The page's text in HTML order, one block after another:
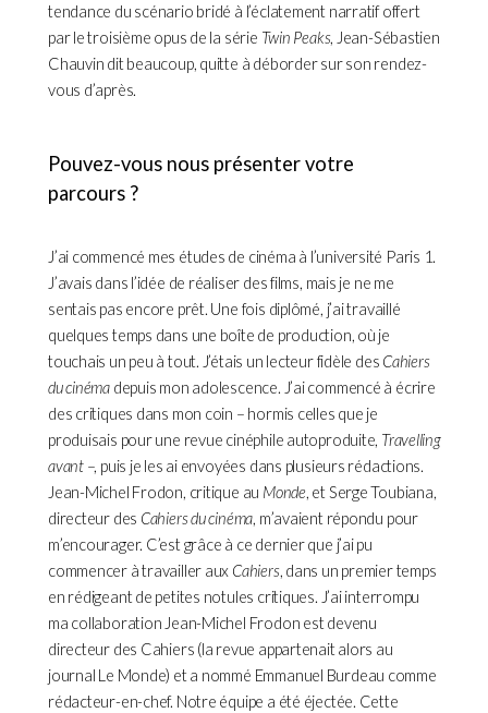
tendance du scénario bridé à l’éclatement narratif offert
par le troisième opus de la série Twin Peaks, Jean-Sébastien
Chauvin dit beaucoup, quitte à déborder sur son rendez-
vous d’après.
Pouvez-vous nous présenter votre
parcours ?
J’ai commencé mes études de cinéma à l’université Paris 1.
J’avais dans l’idée de réaliser des films, mais je ne me
sentais pas encore prêt. Une fois diplômé, j’ai travaillé
quelques temps dans une boîte de production, où je
touchais un peu à tout. J’étais un lecteur fidèle des Cahiers
du cinéma depuis mon adolescence. J’ai commencé à écrire
des critiques dans mon coin – hormis celles que je
produisais pour une revue cinéphile autoproduite, Travelling
avant–, puis je les ai envoyées dans plusieurs rédactions.
Jean-Michel Frodon, critique au Monde, et Serge Toubiana,
directeur des Cahiers du cinéma, m’avaient répondu pour
m’encourager. C’est grâce à ce dernier que j’ai pu
commencer à travailler aux Cahiers, dans un premier temps
en rédigeant de petites notules critiques. J’ai interrompu
ma collaboration Jean-Michel Frodon est devenu
directeur des Cahiers (la revue appartenait alors au
journal Le Monde) et a nommé Emmanuel Burdeau comme
rédacteur-en-chef. Notre équipe a été éjectée. Cette